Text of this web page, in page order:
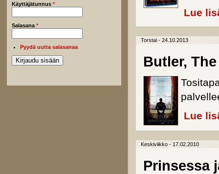
Käyttäjätunnus *
Salasana *
Pyydä uutta salasanaa
Lue
Torstai - 24.10.2013
Butler, The
Lue
Keskiviikko - 17.02.2010
Prinsessa